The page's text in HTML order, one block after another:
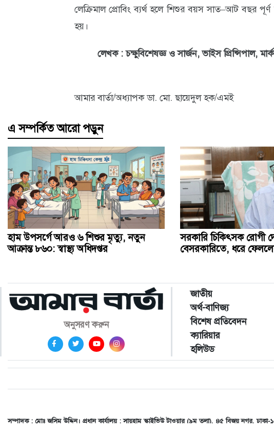
লেক্রিমাল প্রোবিং ব্যর্থ হলে শিশুর বয়স সাত–আট বছর
হয়।
লেখক : চক্ষুবিশেষজ্ঞ ও সার্জন, ভাইস প্রিন্সিপাল,
আমার বার্তা/অধ্যাপক ডা. মো. ছায়েদুল হক/এমই
এ সম্পর্কিত আরো পড়ুন
হাম উপসর্গে আরও ৬ শিশুর মৃত্যু, নতুন
আক্রান্ত ৮৬০: স্বাস্থ্য অধিদপ্তর
সরকারি চিকিৎসক রোগী
বেসরকারিতে, ধরে ফেললেন
অনুসরণ করুন
জাতীয়
অর্থ-বাণিজ্য
বিশেষ প্রতিবেদন
ক্যারিয়ার
হলিউড
সম্পাদক : মোঃ জসিম উদ্দিন। প্রধান কার্যালয় : সায়হাম স্কাইভিউ টাওয়ার (৯ম তলা), ৪৫ বিজয়